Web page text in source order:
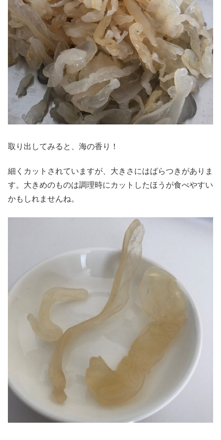
取り出してみると、海の香り！
細くカットされていますが、大きさにはばらつきがありま
す。大きめのものは調理時にカットしたほうが食べやすい
かもしれませんね。